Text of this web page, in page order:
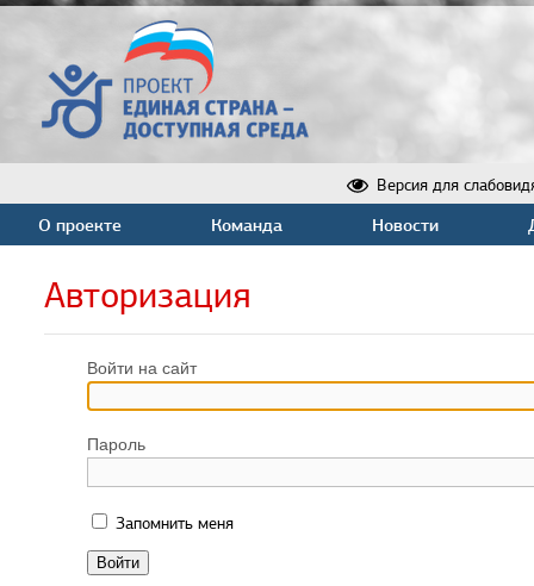
Версия для
О проекте Команда Новости
Авторизация
Войти на сайт
Пароль
Запомнить меня